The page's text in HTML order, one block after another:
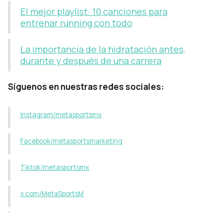
El mejor playlist: 10 canciones para
entrenar running con todo
La importancia de la hidratación antes,
durante y después de una carrera
Síguenos en nuestras redes sociales:
Instagram/metasportsmx
Facebook/metasportsmarketing
Tiktok/metasportsmx
x.com/MetaSportsM